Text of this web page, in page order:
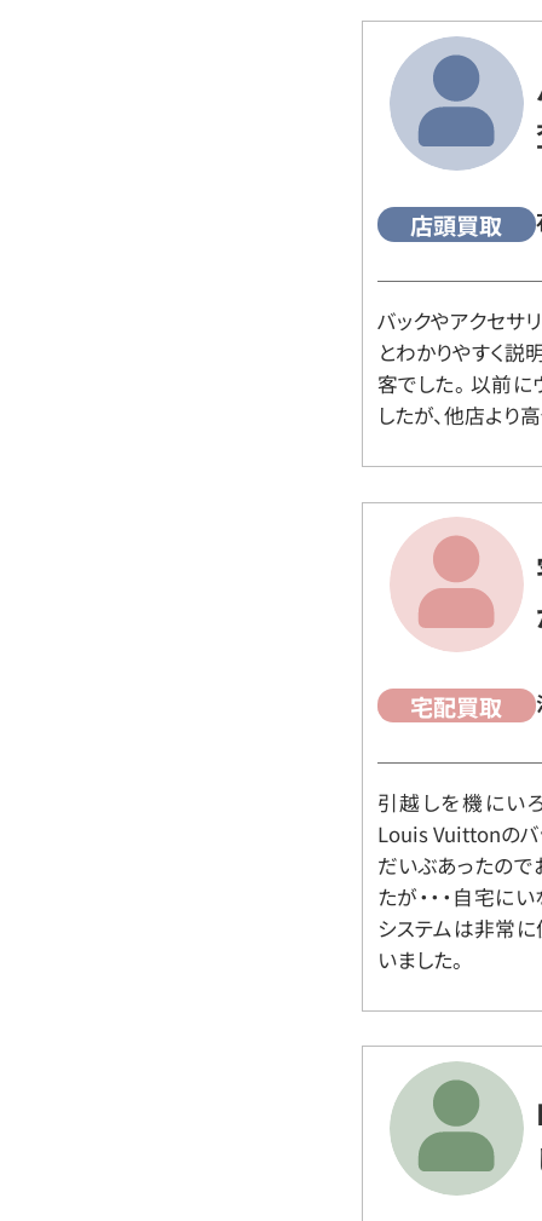
店頭買取
バックやアクセサ
とわかりやすく説
客でした。 以前
したが、他店より
宅配買取
引越しを機にい
Louis Vuittonのバ
だいぶあったので
たが・・・自宅に
システムは非常に
いました。